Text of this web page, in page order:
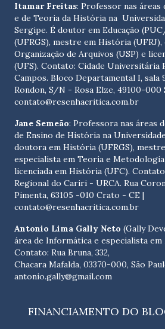
Itamar Freitas: Professor nas
e de Teoria da História na
Sergipe. É doutor em Educação
(UFRGS), mestre em História
Organização de Arquivos (USP) e
(UFS). Contato: Cidade Universitária
Campos. Bloco Departamental I, sala
Rondon, S/N - Rosa Elze, 49100-000
contato@resenhacritica.com.br
Jane Semeão: Professora nas áreas
de Ensino de História na
doutora em História (UFRGS),
especialista em Teoria e
licenciada em História (UFC).
Regional do Cariri - URCA. Rua
Pimenta, 63105 -010 Crato - CE |
contato@resenhacritica.com.br
Antonio Lima Gally Neto (Gally
área de Informática e especialista em
Contato: Rua Bruna, 332,
Chacara Mafalda, 03370-000, São
antonio.gally@gmail.com
FINANCIAMENTO DO